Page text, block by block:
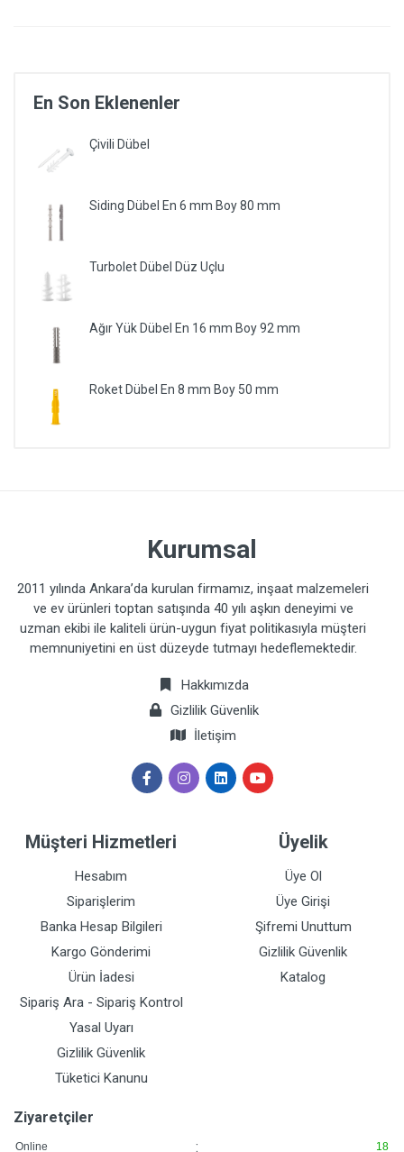
En Son Eklenenler
Çivili Dübel
Siding Dübel En 6 mm Boy 80 mm
Turbolet Dübel Düz Uçlu
Ağır Yük Dübel En 16 mm Boy 92 mm
Roket Dübel En 8 mm Boy 50 mm
Kurumsal
2011 yılında Ankara’da kurulan firmamız, inşaat malzemeleri
ve ev ürünleri toptan satışında 40 yılı aşkın deneyimi ve
uzman ekibi ile kaliteli ürün-uygun fiyat politikasıyla müşteri
memnuniyetini en üst düzeyde tutmayı hedeflemektedir.
Hakkımızda
Gizlilik Güvenlik
İletişim
Müşteri Hizmetleri
Hesabım
Siparişlerim
Banka Hesap Bilgileri
Kargo Gönderimi
Ürün İadesi
Sipariş Ara - Sipariş Kontrol
Yasal Uyarı
Gizlilik Güvenlik
Tüketici Kanunu
Üyelik
Üye Ol
Üye Girişi
Şifremi Unuttum
Gizlilik Güvenlik
Katalog
Ziyaretçiler
Online : 18